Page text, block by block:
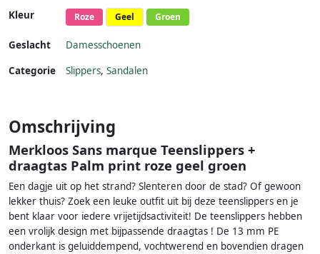
Kleur Roze Geel Groen
Geslacht
Damesschoenen
Categorie
Slippers, Sandalen
Omschrijving
Merkloos Sans marque Teenslippers +
draagtas Palm print roze geel groen
Een dagje uit op het strand? Slenteren door de stad? Of gewoon
lekker thuis? Zoek een leuke outfit uit bij deze teenslippers en je
bent klaar voor iedere vrijetijdsactiviteit! De teenslippers hebben
een vrolijk design met bijpassende draagtas ! De 13 mm PE
onderkant is geluiddempend, vochtwerend en bovendien dragen